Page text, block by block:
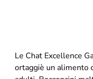
Le Chat Excellence
ortaggiè un alimento